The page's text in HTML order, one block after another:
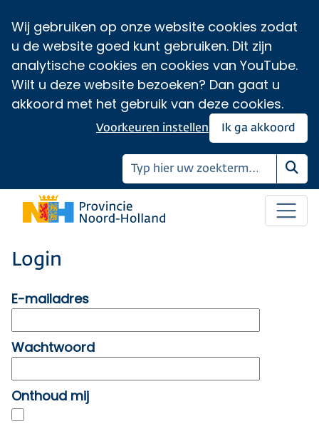
Wij gebruiken op onze website cookies zodat
u de website goed kunt gebruiken. Dit zijn
analytische cookies en cookies van YouTube.
Wilt u deze website bezoeken? Dan gaat u
akkoord met het gebruik van deze cookies.
Ik ga akkoord
Voorkeuren instellen
Login
E-mailadres
Wachtwoord
Onthoud mij